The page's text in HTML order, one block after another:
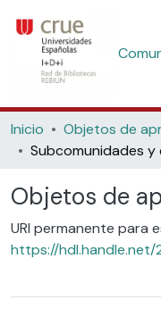
Inicio
Objetos de
Objetos de
URI permanente para
https://hdl.handle.net/